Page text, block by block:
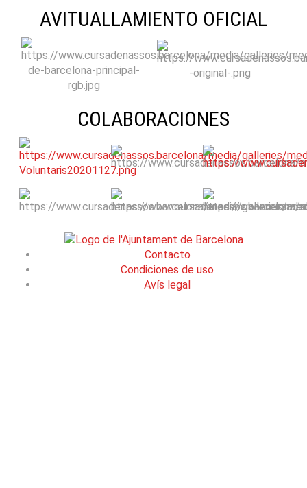
AVITUALLAMIENTO OFICIAL
COLABORACIONES
Contacto
Condiciones de uso
Avís legal